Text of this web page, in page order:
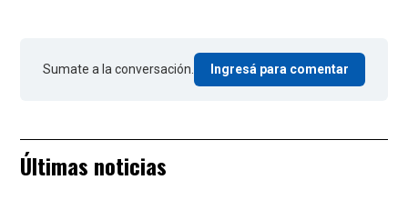
Sumate a la conversación. Ingresá para comentar
Últimas noticias